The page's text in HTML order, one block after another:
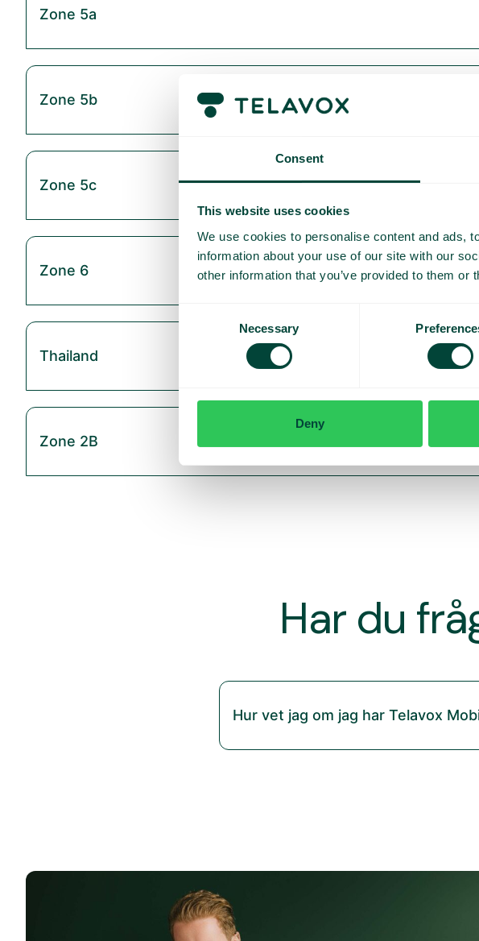
Consent
This website uses cookies
We use cookies to personalise content and ads,
information about your use of our site with our
other information that you’ve provided to them
Necessary
Deny
Zone 5a
Zone 5b
Zone 5c
Zone 6
Thailand
Zone 2B
Har du
Hur vet jag om jag har Telavox